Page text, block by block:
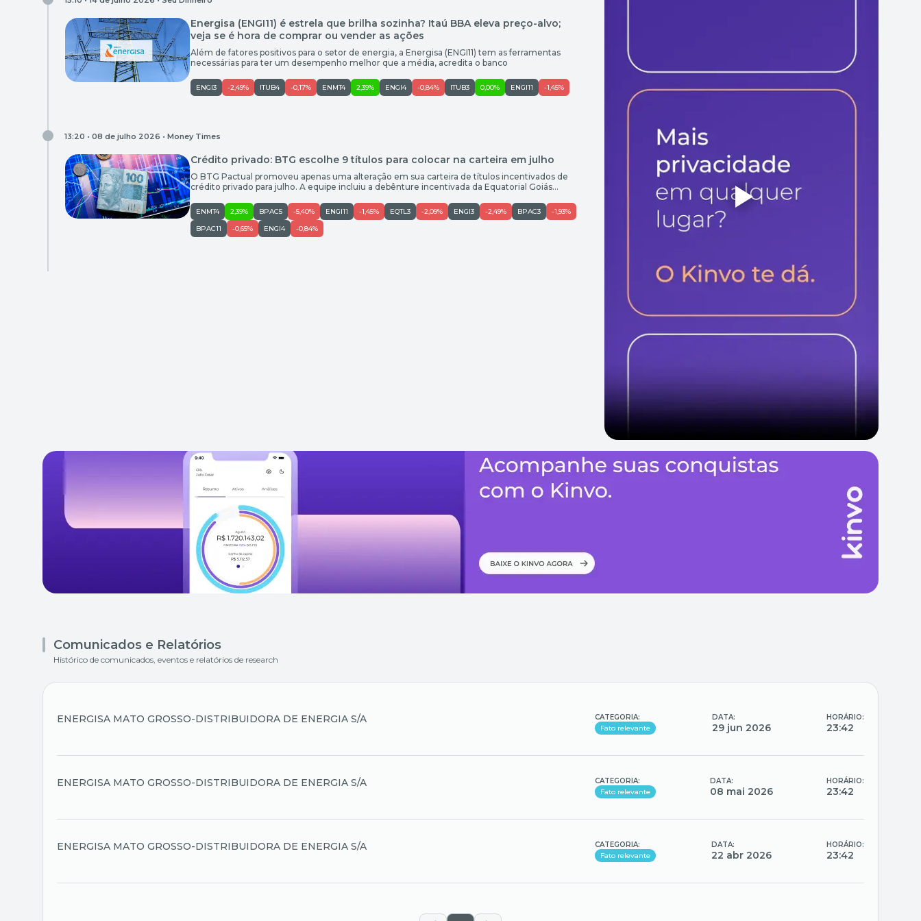
Energisa (ENGI11) é estrela que brilha sozinha? Itaú BBA eleva preço-alvo;
veja se é hora de comprar ou vender as ações
Além de fatores positivos para o setor de energia, a Energisa (ENGI11) tem as ferramentas
necessárias para ter um desempenho melhor que a média, acredita o banco
ENGI3 -2,49% ITUB4 -0,17% ENMT4 2,39% ENGI4 -0,84% ITUB3 0,00% ENGI11 -1,45%
13:20 • 08 de julho 2026 • Money Times
Crédito privado: BTG escolhe 9 títulos para colocar na carteira em julho
O BTG Pactual promoveu apenas uma alteração em sua carteira de títulos incentivados de
crédito privado para julho. A equipe incluiu a debênture incentivada da Equatorial Goiás
ponto de entrada dos ativos, e não por uma piora na qualidade de crédito. […]
ENMT4 2,39% BPAC5 -5,40% ENGI11 -1,45% EQTL3 -2,09% ENGI3 -2,49% BPAC3
-1,93%
BPAC11
-0,65% ENGI4 -0,84%
Comunicados e Relatórios
Histórico de comunicados, eventos e relatórios de research
ENERGISA MATO GROSSO-DISTRIBUIDORA DE ENERGIA S/A
CATEGORIA:
Fato relevante
DATA:
29 jun 2026
HORÁRIO:
23:42
ENERGISA MATO GROSSO-DISTRIBUIDORA DE ENERGIA S/A
CATEGORIA:
Fato relevante
DATA:
08 mai 2026
HORÁRIO:
23:42
ENERGISA MATO GROSSO-DISTRIBUIDORA DE ENERGIA S/A
CATEGORIA:
Fato relevante
DATA:
22 abr 2026
HORÁRIO:
23:42